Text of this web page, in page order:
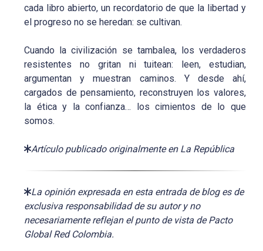
cada libro abierto, un recordatorio de que la libertad y
el progreso no se heredan: se cultivan.
Cuando la civilización se tambalea, los verdaderos
resistentes no gritan ni tuitean: leen, estudian,
argumentan y muestran caminos. Y desde ahí,
cargados de pensamiento, reconstruyen los valores,
la ética y la confianza… los cimientos de lo que
somos.
Artículo publicado originalmente en La República
La opinión expresada en esta entrada de blog es de
exclusiva responsabilidad de su autor y no
necesariamente reflejan el punto de vista de Pacto
Global Red Colombia.